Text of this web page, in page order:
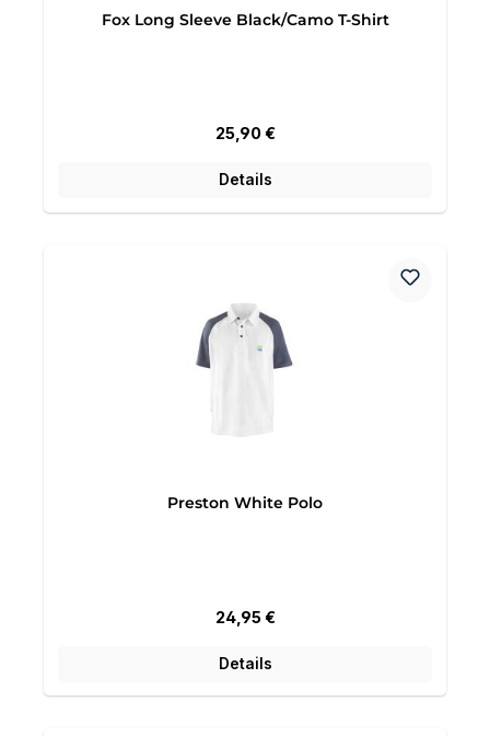
Fox Long Sleeve Black/Camo T-Shirt
Regulärer Preis:
25,90 €
Details
Preston White Polo
Regulärer Preis:
24,95 €
Details